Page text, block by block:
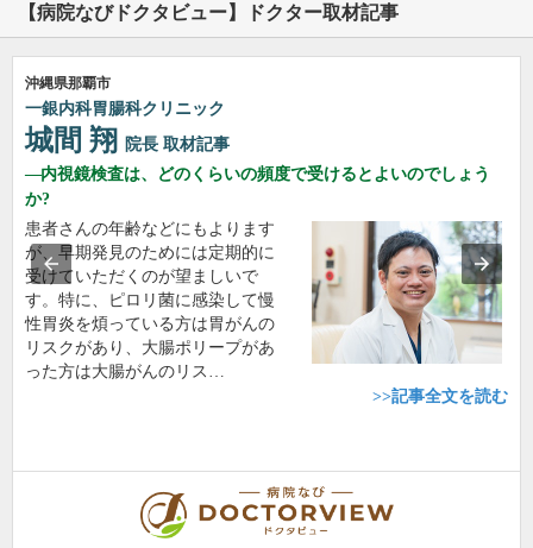
【病院なびドクタビュー】ドクター取材記事
沖縄県那覇市
一銀内科胃腸科クリニック
城間 翔 院長 取材記事
内視鏡検査は、どのくらいの頻度で受けるとよいのでしょう
か?
患者さんの年齢などにもよります
が、早期発見のためには定期的に
受けていただくのが望ましいで
す。特に、ピロリ菌に感染して慢
性胃炎を煩っている方は胃がんの
リスクがあり、大腸ポリープがあ
った方は大腸がんのリス…
>>記事全文を読む